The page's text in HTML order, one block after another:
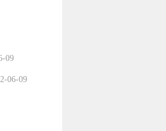
09
06-09